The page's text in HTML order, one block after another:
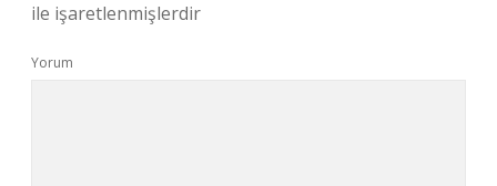
ile işaretlenmişlerdir
Yorum